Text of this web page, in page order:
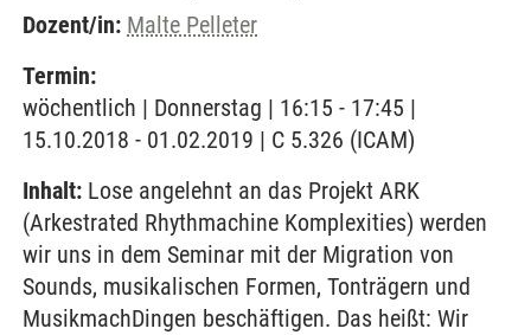
Dozent/in: Malte Pelleter
Termin:
wöchentlich | Donnerstag | 16:15 - 17:45 |
15.10.2018 - 01.02.2019 | C 5.326 (ICAM)
Inhalt: Lose angelehnt an das Projekt ARK
(Arkestrated Rhythmachine Komplexities) werden
wir uns in dem Seminar mit der Migration von
Sounds, musikalischen Formen, Tonträgern und
MusikmachDingen beschäftigen. Das heißt: Wir